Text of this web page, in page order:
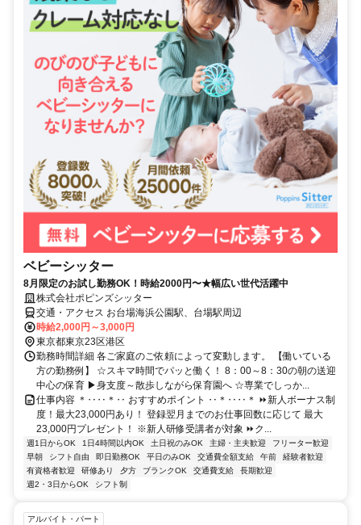
ベビーシッター
8月限定のお試し勤務OK！時給2000円〜★幅広い世代活躍中
株式会社ポピンズシッター
交通・アクセス お台場海浜公園駅、台場駅周辺
時給2,000円～3,000円
東京都東京23区港区
勤務時間詳細 各ご家庭のご依頼によって変動します。 【働いている
方の勤務例】 ☆スキマ時間でパッと働く！ 8：00～8：30の朝の送迎
中心の保育 ▶身支度～散歩しながら保育園へ ☆専業でしっか...
仕事内容 ＊‥‥＊‥ おすすめポイント ‥＊‥‥＊ ⏩新人ボーナス制
度！最大23,000円あり！ 登録翌月までのお仕事回数に応じて 最大
23,000円プレゼント！ ※新人研修受講者が対象 ⏩ク...
週1日からOK 1日4時間以内OK 土日祝のみOK 主婦・主夫歓迎
フリーター歓迎
早朝
シフト自由 即日勤務OK 平日のみOK 交通費全額支給 午前
経験者歓迎
有資格者歓迎
研修あり 夕方 ブランクOK 交通費支給
長期歓迎
週2・3日からOK
シフト制
アルバイト・パート